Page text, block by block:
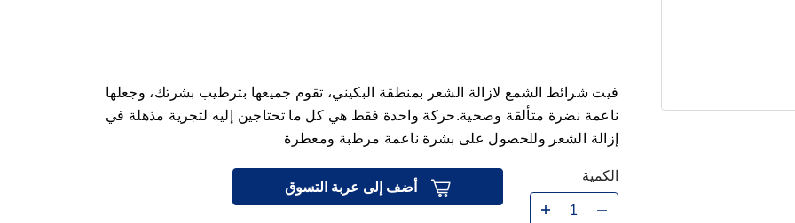
فيت شرائط الشمع لازالة الشعر بمنطقة البكيني، تقوم جميعها بترطيب بشرتك، وجعلها
ناعمة نضرة متألقة وصحية.حركة واحدة فقط هي كل ما تحتاجين إليه لتجرية مذهلة في
إزالة الشعر وللحصول على بشرة ناعمة مرطبة ومعطرة
الكمية
أضف إلى عربة التسوق